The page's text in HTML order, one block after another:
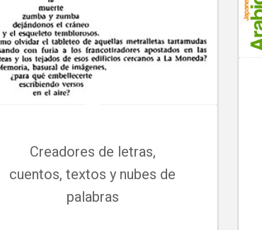
Creadores de letras,
cuentos, textos y nubes de
palabras